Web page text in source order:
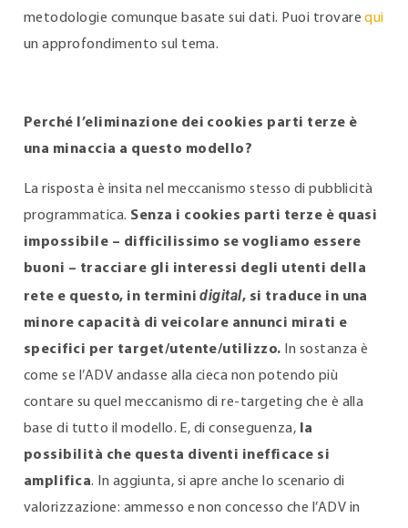
metodologie comunque basate sui dati. Puoi trovarequi
un approfondimento sul tema.
Perché l’eliminazione dei cookies parti terze è
una minaccia a questo modello?
La risposta è insita nel meccanismo stesso di pubblicità
programmatica. Senza i cookies parti terze è quasi
impossibile – difficilissimo se vogliamo essere
buoni – tracciare gli interessi degli utenti della
rete e questo, in terminidigital, si traduce in una
minore capacità di veicolare annunci mirati e
specifici per target/utente/utilizzo. In sostanza è
come se l’ADV andasse alla cieca non potendo più
contare su quel meccanismo di re-targeting che è alla
base di tutto il modello. E, di conseguenza,
la
possibilità che questa diventi inefficace si
amplifica. In aggiunta, si apre anche lo scenario di
valorizzazione: ammesso e non concesso che l’ADV in